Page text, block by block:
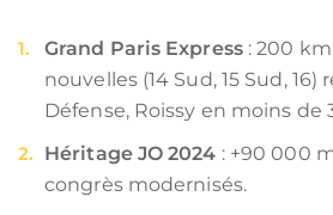
Grand Paris Express: 200
nouvelles (14 Sud, 15 Sud, 16)
Défense, Roissy en moins de
Héritage JO 2024 : +90 000
congrès modernisés.